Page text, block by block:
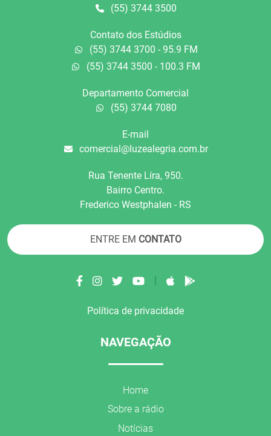
(55) 3744 3500
Contato dos Estúdios
(55) 3744 3700 - 95.9 FM
(55) 3744 3500 - 100.3 FM
Departamento Comercial
(55) 3744 7080
E-mail
comercial@luzealegria.com.br
Rua Tenente Líra, 950.
Bairro Centro.
Frederico Westphalen - RS
ENTRE EM CONTATO
|
Política de privacidade
NAVEGAÇÃO
Home
Sobre a rádio
Notícias